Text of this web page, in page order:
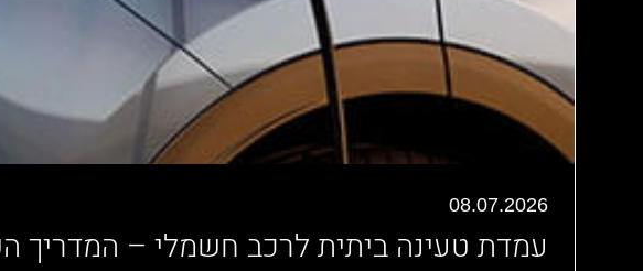
08.07.2026
עמדת טעינה ביתית לרכב חשמלי – המדריך השלם